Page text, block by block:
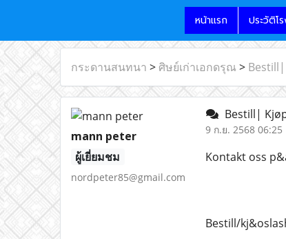
หน้าแรก ประวัติโ
กระดานสนทนา > ศิษย์เก่าเอกดรุณ >
mann peter
ผู้เยี่ยมชม
nordpeter85@gmail.com
Bestill|
9 ก.ย. 2568 06:25
Kontakt oss
Bestill/